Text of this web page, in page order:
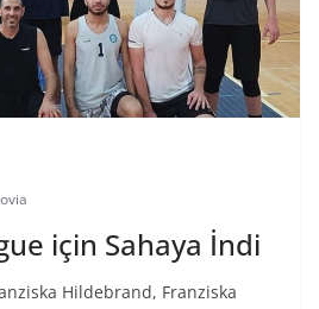
için Sahaya İndi
Hildebrand, Franziska